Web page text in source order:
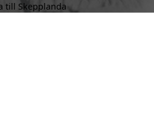
till Skepplanda